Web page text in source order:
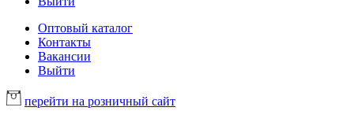
Оптовый каталог
Контакты
Вакансии
Выйти
перейти на розничный сайт